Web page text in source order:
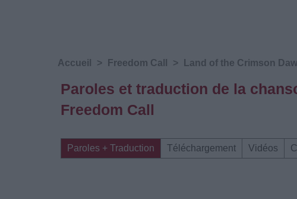
Accueil > Freedom Call > Land of the Crimson
Paroles et traduction de la
Freedom Call
Paroles + Traduction Téléchargement Vidéos